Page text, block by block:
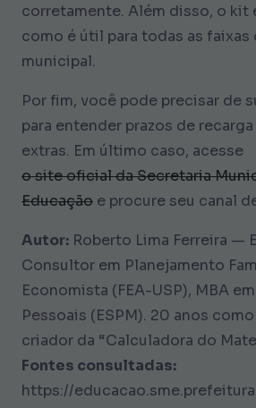
corretamente. Além disso, o kit
como é útil para todas as faixas
municipal.
Por fim, você pode precisar de
para entender prazos de
extras. Em último caso, acesse
o site oficial da Secretaria
Educação e procure seu canal
Autor: Roberto Lima Ferreira —
Consultor em Planejamento
Economista (FEA-USP), MBA
Pessoais (ESPM). 20 anos
criador da “Calculadora do
Fontes consultadas:
https://